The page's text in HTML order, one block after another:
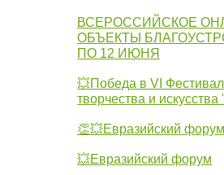
ВСЕРОССИЙСКОЕ
ОБЪЕКТЫ
ПО 12 ИЮНЯ
💥Победа в VI
творчества и
👏💥Евразийский форум
💥Евразийский форум